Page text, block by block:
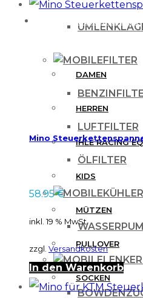
FILTER
LUFTFILTER
ÖLFILTER
FREIZEITBEKLEIDUNG
DAMEN
HERREN
IHLE RACING
KIDS
MÜTZEN
PULLOVER
SOCKEN
Mino
58.95€
inkl. 19 % MwSt.
zzgl. Versandkosten
In den Warenkorb